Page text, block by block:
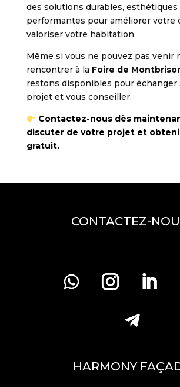
des solutions durables, esthétiques
performantes pour améliorer votre
valoriser votre habitation.
Même si vous ne pouvez pas venir
rencontrer à la Foire de
restons disponibles pour échanger
projet et vous conseiller.
Contactez-nous dès
discuter de votre projet et
gratuit.
CONTACTEZ-
HARMONY